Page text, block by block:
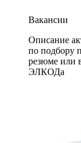
Вакансии
Описание
по подбору
резюме или
ЭЛКОДа